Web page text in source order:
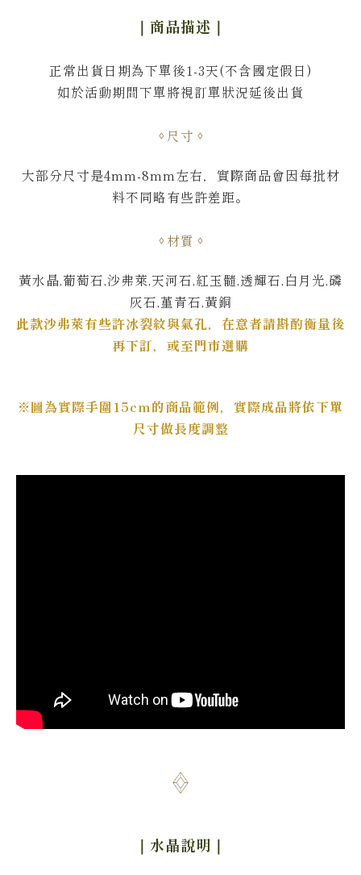
｜商品描述 ｜
正常出貨日期為下單後1-3天(不含國定假日)
如於活動期間下單將視訂單狀況延後出貨
尺寸
大部分尺寸是4mm-8mm左右， 實際商品會因每批材
料不同略有些許差距。
材質
黃水晶,葡萄石,沙弗萊,天河石,紅玉髓,透輝石,白月光,磷
灰石,堇青石,黃銅
此款沙弗萊有些許冰裂紋與氣孔，在意者請斟酌衡量後
再下訂，或至門市選購
※圖為實際手圍15cm的商品範例，實際成品將依下單
尺寸做長度調整
｜水晶說明 ｜